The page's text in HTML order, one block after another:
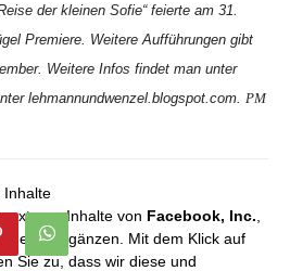
der kleinen Sofie“ feierte am 31.
Premiere. Weitere Aufführungen gibt
Weitere Infos findet man unter
lehmannundwenzel.blogspot.com. PM
Inhalte
externe Inhalte von Facebook, Inc.
ergänzen. Mit dem Klick auf
Sie zu, dass wir diese und